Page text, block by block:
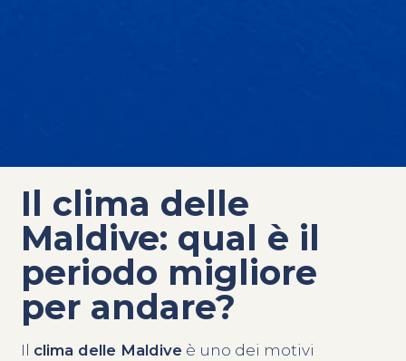
Il clima delle
Maldive: qual è il
periodo migliore
per andare?
Il clima delle Maldive è uno dei motivi